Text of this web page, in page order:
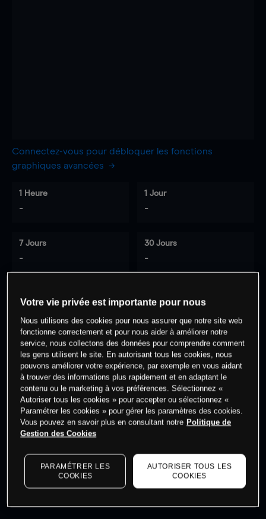
Connectez-vous pour débloquer les fonctions
graphiques avancées
1 Heure
-
1 Jour
-
7 Jours
-
30 Jours
-
0 % des clients ont une position à
cet actif
Commencez à trader
dernières données du marché.Log into see latest
market data
Votre vie privée est importante pour nous
Nous utilisons des cookies pour nous assurer que notre site web
fonctionne correctement et pour nous aider à améliorer notre
service, nous collectons des données pour comprendre comment
les gens utilisent le site. En autorisant tous les cookies, nous
pouvons améliorer votre expérience, par exemple en vous aidant
à trouver des informations plus rapidement et en adaptant le
contenu ou le marketing à vos préférences. Sélectionnez «
Autoriser tous les cookies » pour accepter ou sélectionnez «
Paramétrer les cookies » pour gérer les paramètres des cookies.
Vous pouvez en savoir plus en consultant notre Politique de
Gestion des Cookies
PARAMÉTRER LES
COOKIES
AUTORISER TOUS LES
COOKIES